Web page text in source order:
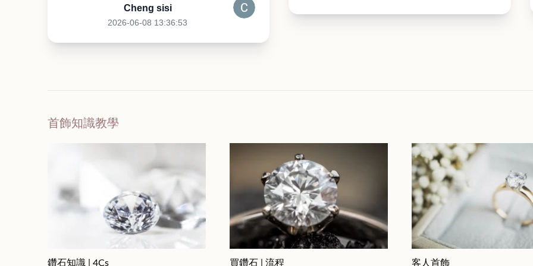
Cheng sisi
2026-06-08 13:36:53
首飾知識教學
鑽石知識 | 4Cs 買鑽石 | 流程 客人首飾